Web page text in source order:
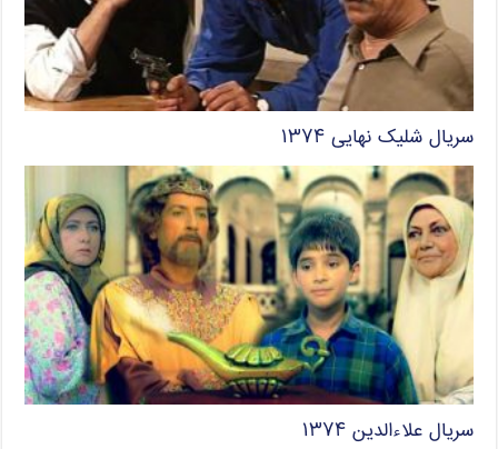
سریال شلیک نهایی ۱۳۷۴
سریال علاءالدین ۱۳۷۴